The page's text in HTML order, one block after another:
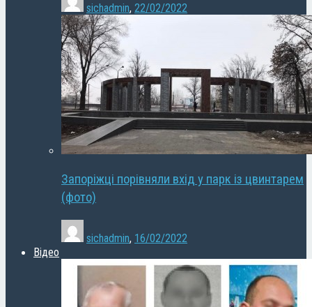
sichadmin, 22/02/2022
Запоріжці порівняли вхід у парк із цвинтарем
(фото)
sichadmin, 16/02/2022
Відео